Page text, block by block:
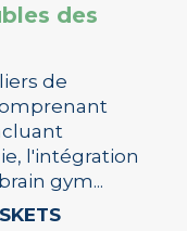
des
de
l'intégration
gym...